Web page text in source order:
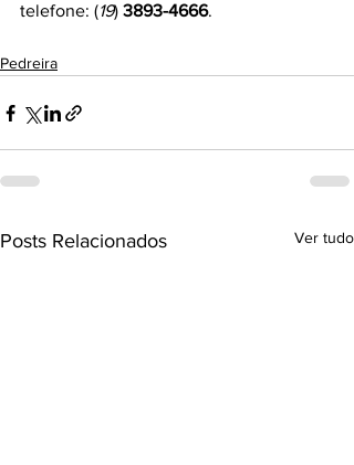
telefone: (19) 3893-4666.
Pedreira
Posts Relacionados Ver tudo